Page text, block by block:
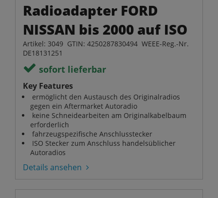
Radioadapter FORD
NISSAN bis 2000 auf ISO
Artikel: 3049 GTIN: 4250287830494 WEEE-Reg.-Nr.
DE18131251
sofort lieferbar
Key Features
ermöglicht den Austausch des Originalradios
gegen ein Aftermarket Autoradio
keine Schneidearbeiten am Originalkabelbaum
erforderlich
fahrzeugspezifische Anschlusstecker
ISO Stecker zum Anschluss handelsüblicher
Autoradios
Details ansehen